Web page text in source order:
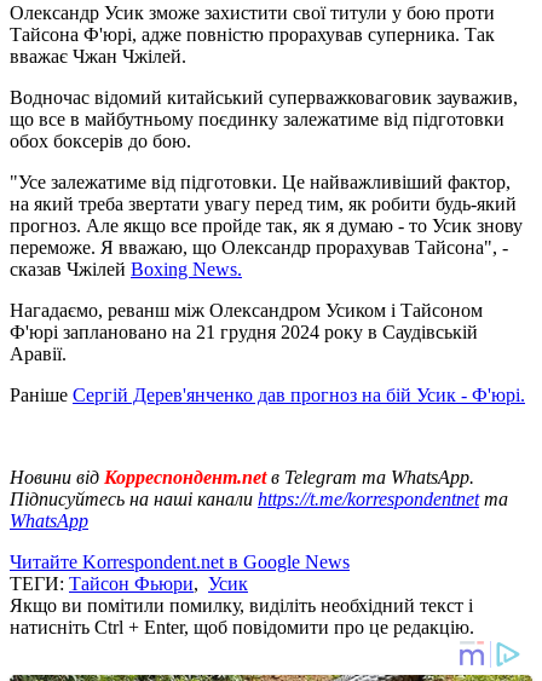
Олександр Усик зможе захистити свої титули у бою проти
Тайсона Ф'юрі, адже повністю прорахував суперника. Так
вважає Чжан Чжілей.
Водночас відомий китайський суперважковаговик зауважив,
що все в майбутньому поєдинку залежатиме від підготовки
обох боксерів до бою.
"Усе залежатиме від підготовки. Це найважливіший фактор,
на який треба звертати увагу перед тим, як робити будь-який
прогноз. Але якщо все пройде так, як я думаю - то Усик знову
переможе. Я вважаю, що Олександр прорахував Тайсона", -
сказав Чжілей Boxing News.
Нагадаємо, реванш між Олександром Усиком і Тайсоном
Ф'юрі заплановано на 21 грудня 2024 року в Саудівській
Аравії.
Раніше Сергій Дерев'янченко дав прогноз на бій Усик - Ф'юрі.
Новини від Корреспондент.netв Telegram та WhatsApp.
Підписуйтесь на наші канали https://t.me/korrespondentnetта
WhatsApp
Читайте Korrespondent.net в Google News
ТЕГИ: Тайсон Фьюри, Усик
Якщо ви помітили помилку, виділіть необхідний текст і
натисніть Ctrl + Enter, щоб повідомити про це редакцію.